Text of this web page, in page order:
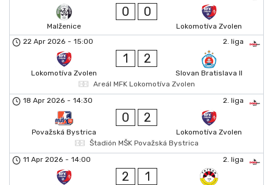
Malženice
0 0
Lokomotíva Zvolen
2. liga
22 Apr 2026 - 15:00
Lokomotíva Zvolen
1 2
Slovan Bratislava II
Areál MFK Lokomotíva Zvolen
2. liga
18 Apr 2026 - 14:30
Považská Bystrica
0 2
Lokomotíva Zvolen
Štadión MŠK Považská Bystrica
2. liga
11 Apr 2026 - 14:00
2 1